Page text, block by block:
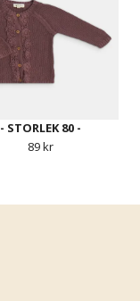
- STORLEK 80 -
89 kr